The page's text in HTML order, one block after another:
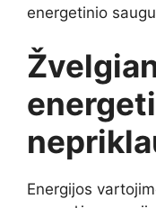
energetinio
Energijos